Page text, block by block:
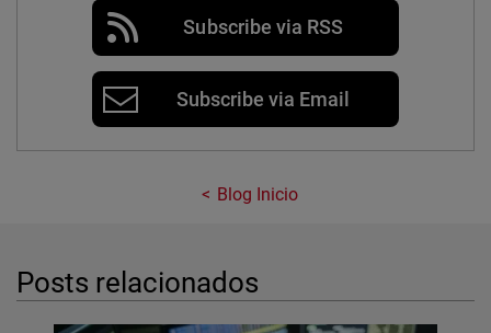
Subscribe via RSS
Subscribe via Email
Blog Inicio
Posts relacionados